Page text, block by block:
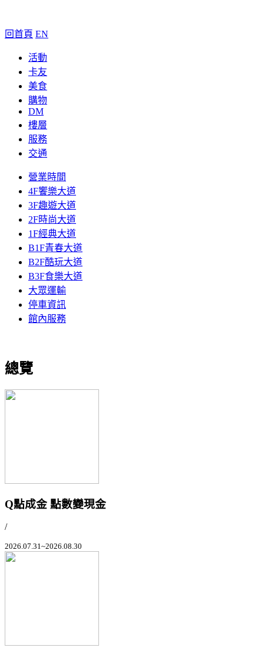
回首頁 EN
活動
卡友
美食
購物
DM
樓層
服務
交通
營業時間
4F饗樂大道
3F趣遊大道
2F時尚大道
1F經典大道
B1F青春大道
B2F酷玩大道
B3F食樂大道
大眾運輸
停車資訊
館內服務
總覽
Q點成金 點數變現金
/
2026.07.31~2026.08.30